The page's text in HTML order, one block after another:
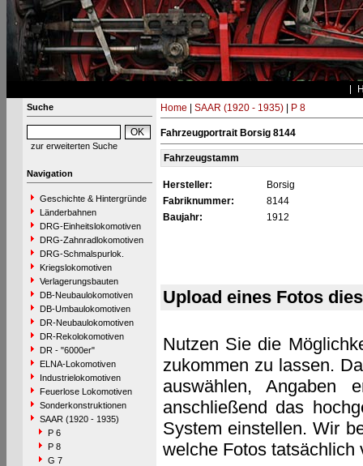
Suche
zur erweiterten Suche
Navigation
Geschichte & Hintergründe
Länderbahnen
DRG-Einheitslokomotiven
DRG-Zahnradlokomotiven
DRG-Schmalspurlok.
Kriegslokomotiven
Verlagerungsbauten
DB-Neubaulokomotiven
DB-Umbaulokomotiven
DR-Neubaulokomotiven
DR-Rekolokomotiven
DR - "6000er"
ELNA-Lokomotiven
Industrielokomotiven
Feuerlose Lokomotiven
Sonderkonstruktionen
SAAR (1920 - 1935)
P 6
P 8
G 7
Home SAAR (1920 - 1935)| P 8
Fahrzeugportrait Borsig 8144
Fahrzeugstamm
Hersteller:
Borsig
Fabriknummer:
8144
Baujahr:
1912
Upload eines Fotos
Nutzen Sie die
zukommen zu lassen.
auswählen, Angaben
anschließend das
System einstellen. Wir
welche Fotos tatsächlich